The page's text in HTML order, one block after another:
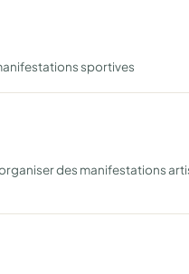
sportives
des manifestations